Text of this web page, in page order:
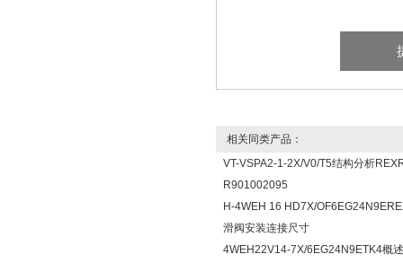
相关同类产品：
VT-VSPA2-1-2X/V0/T5结构分析
R901002095
H-4WEH 16 HD7X/
滑阀安装连接尺寸
4WEH22V14-7X/6EG24N9ETK4概